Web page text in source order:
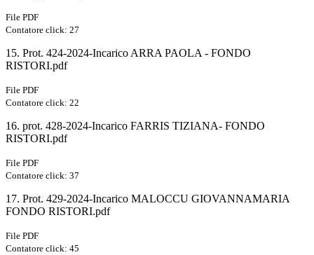
File PDF
Contatore click: 27
15. Prot. 424-2024-Incarico ARRA PAOLA - FONDO
RISTORI.pdf
File PDF
Contatore click: 22
16. prot. 428-2024-Incarico FARRIS TIZIANA- FONDO
RISTORI.pdf
File PDF
Contatore click: 37
17. Prot. 429-2024-Incarico MALOCCU GIOVANNAMARIA
FONDO RISTORI.pdf
File PDF
Contatore click: 45